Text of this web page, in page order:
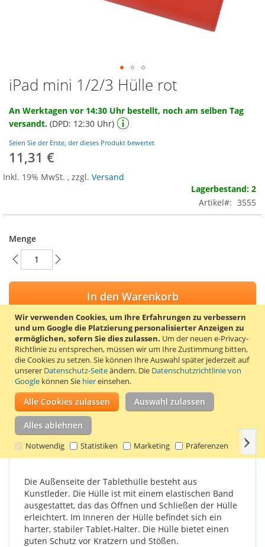
Wir verwenden Cookies, um Ihre Erfahrungen zu verbessern
und um Google die Platzierung personalisierter Anzeigen zu
ermöglichen, sofern Sie dies zulassen. Um der neuen e-Privacy-
Richtlinie zu entsprechen, müssen wir um Ihre Zustimmung bitten,
die Cookies zu setzen.Sie können Ihre Auswahl später jederzeit auf
unserer Datenschutz-Seiteändern. Die Datenschutzrichtlinie von
Google können Sie hiereinsehen.
Alle Cookies zulassen Auswahl zulassen
Alles ablehnen
Notwendig Statistiken Marketing Präferenzen
Zum
Anfang
der
Bildgalerie
springen
iPad mini 1/2/3 Hülle rot
An Werktagen vor 14:30 Uhr bestellt, noch am selben Tag
versandt. (DPD: 12:30 Uhr)
Seien Sie der Erste, der dieses Produkt bewertet
11,31 €
Inkl. 19% MwSt. , zzgl. Versand
Lagerbestand: 2
Artikel
3555
Menge
In den Warenkorb
ZUR WUNSCHLISTE HINZUFÜGEN
ZUR VERGLEICHSLISTE HINZUFÜGEN
Stylisches, um 360° drehbares Tablet-Cover für das iPad mini
1/2/3. Farbe Rot.
Einzelheiten Produkteigenschaften Bewertungen
Die Außenseite der Tablethülle besteht aus
Kunstleder. Die Hülle ist mit einem elastischen Band
ausgestattet, das das Öffnen und Schließen der Hülle
erleichtert. Im Inneren der Hülle befindet sich ein
harter, stabiler Tablet-Halter. Die Hülle bietet einen
guten Schutz vor Kratzern und Stößen.